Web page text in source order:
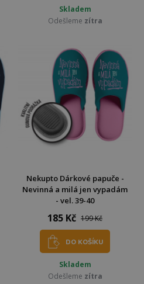
Skladem
Odešleme zítra
Nekupto Dárkové papuče -
Nevinná a milá jen vypadám
- vel. 39-40
185 Kč 199 Kč
DO KOŠÍKU
Skladem
Odešleme zítra